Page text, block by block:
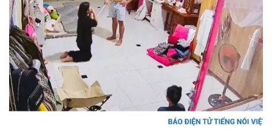
Doanh nghiệp
Thông tin doanh nghiệp
Doanh nghiệp 24h
Công nghệ
Sành điệu
Tin Công nghệ
Trải nghiệm